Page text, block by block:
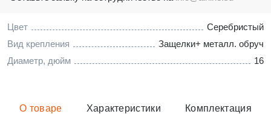
Цвет
Серебристый
Вид крепления
Защелки+ металл. обруч
Диаметр, дюйм
16
О товаре Характеристики Комплектация